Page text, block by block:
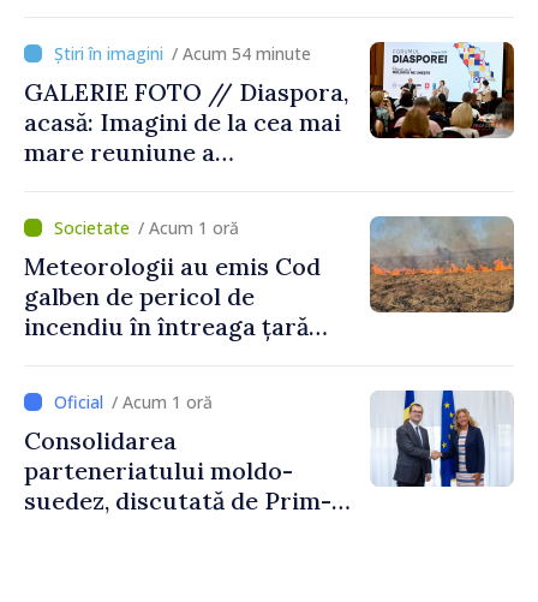
/ Acum 54 minute
GALERIE FOTO // Diaspora,
acasă: Imagini de la cea mai
mare reuniune a
hotare
/ Acum 1 oră
Meteorologii au emis Cod
galben de pericol de
incendiu în întreaga țară
/ Acum 1 oră
Consolidarea
parteneriatului moldo-
suedez, discutată de Prim-